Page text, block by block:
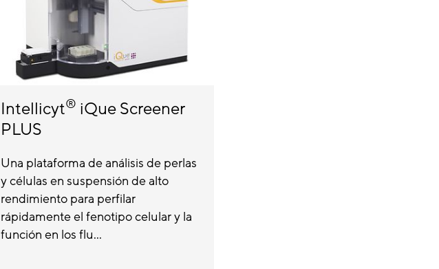
Intellicyt® iQue Screener
PLUS
Una plataforma de análisis de perlas
y células en suspensión de alto
rendimiento para perfilar
rápidamente el fenotipo celular y la
función en los flu...